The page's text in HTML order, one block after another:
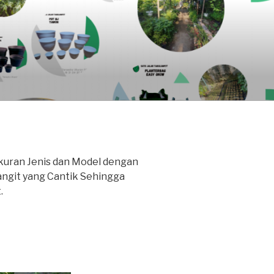
Jenis dan Model dengan
yang Cantik Sehingga